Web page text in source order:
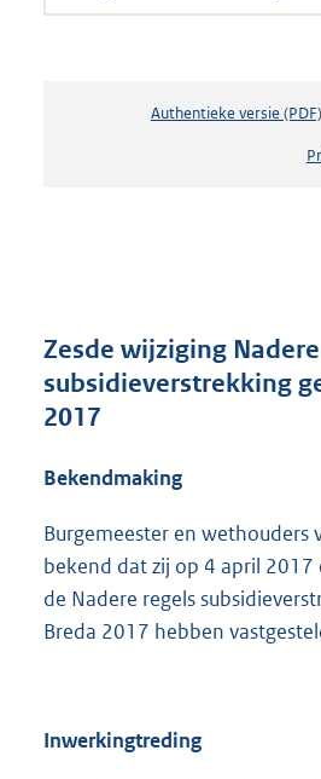
Authentieke versie (PDF)
Zesde wijziging
subsidieverstrekking
2017
Bekendmaking
Burgemeester en wethouders
bekend dat zij op 4 april 2017
de Nadere regels
Breda 2017 hebben
Inwerkingtreding